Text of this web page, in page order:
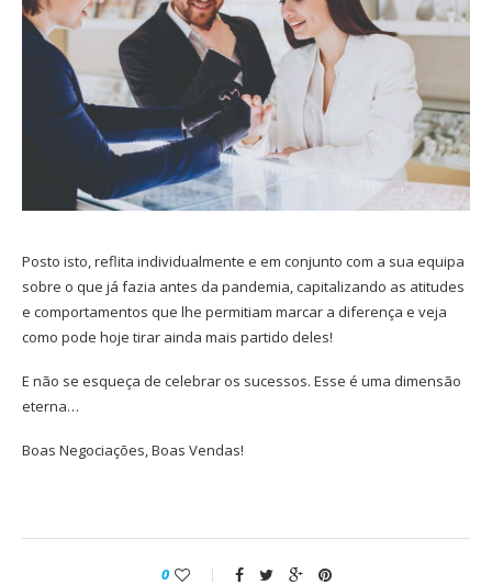
Posto isto, reflita individualmente e em conjunto com a sua equipa
sobre o que já fazia antes da pandemia, capitalizando as atitudes
e comportamentos que lhe permitiam marcar a diferença e veja
como pode hoje tirar ainda mais partido deles!
E não se esqueça de celebrar os sucessos. Esse é uma dimensão
eterna…
Boas Negociações, Boas Vendas!
0